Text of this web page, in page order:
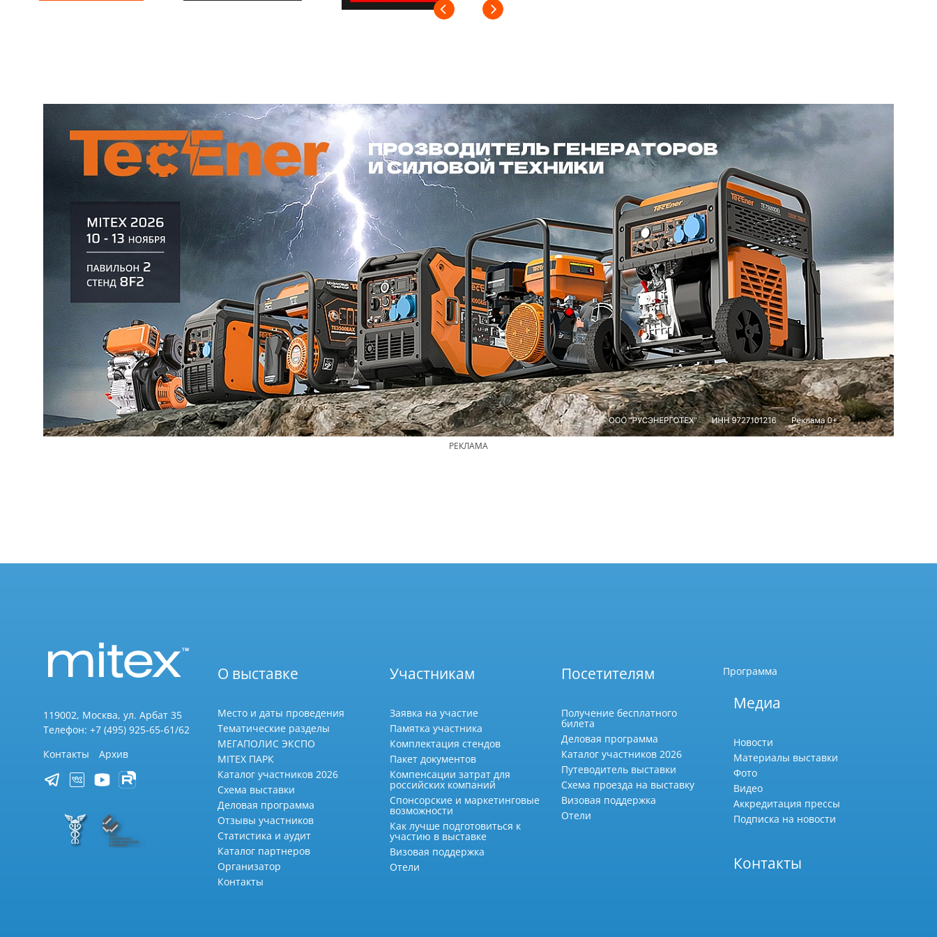
РЕКЛАМА
119002, Москва, ул. Арбат 35
Телефон: +7 (495) 925-65-61/62
Контакты
Архив
О выставке
Место и даты проведения
Тематические разделы
МЕГАПОЛИС ЭКСПО
MITEX ПАРК
Каталог участников 2026
Схема выставки
Деловая программа
Отзывы участников
Статистика и аудит
Каталог партнеров
Организатор
Контакты
Участникам
Заявка на участие
Памятка участника
Комплектация стендов
Пакет документов
Компенсации затрат для
российских компаний
Спонсорские и маркетинговые
возможности
Как лучше подготовиться к
участию в выставке
Визовая поддержка
Отели
Посетителям
Получение бесплатного
билета
Деловая программа
Каталог участников 2026
Путеводитель выставки
Схема проезда на выставку
Визовая поддержка
Отели
Программа
Медиа
Новости
Материалы выставки
Фото
Видео
Аккредитация прессы
Подписка на новости
Контакты